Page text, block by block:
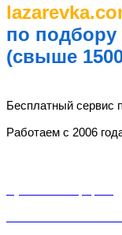
по
(свыше
Бесплатный сервис
Работаем с 2006